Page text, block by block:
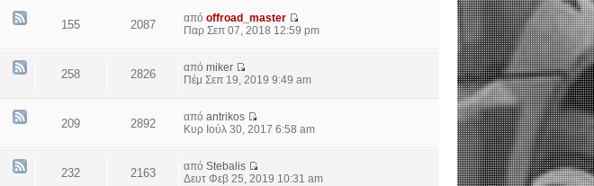
155 2087 απόoffroad_master
Παρ Σεπ 07, 2018 12:59 pm
258 2826 απόmiker
Πέμ Σεπ 19, 2019 9:49 am
209 2892 απόantrikos
Κυρ Ιούλ 30, 2017 6:58 am
232 2163 απόStebalis
Δευτ Φεβ 25, 2019 10:31 am